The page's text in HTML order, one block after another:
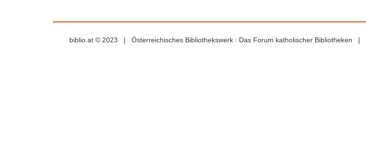
biblio.at © 2023 | Österreichisches Bibliothekswerk : Das Forum katholischer Bibliotheken |